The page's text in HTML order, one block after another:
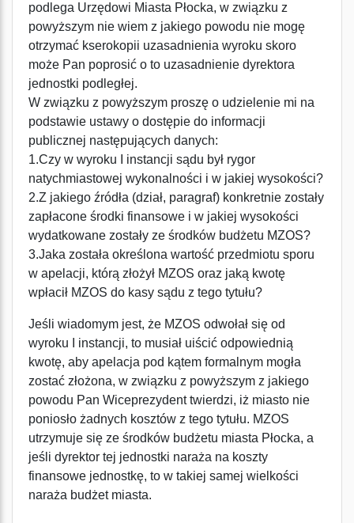
podlega Urzędowi Miasta Płocka, w związku z
powyższym nie wiem z jakiego powodu nie mogę
otrzymać kserokopii uzasadnienia wyroku skoro
może Pan poprosić o to uzasadnienie dyrektora
jednostki podległej.
W związku z powyższym proszę o udzielenie mi na
podstawie ustawy o dostępie do informacji
publicznej następujących danych:
1.Czy w wyroku I instancji sądu był rygor
natychmiastowej wykonalności i w jakiej wysokości?
2.Z jakiego źródła (dział, paragraf) konkretnie zostały
zapłacone środki finansowe i w jakiej wysokości
wydatkowane zostały ze środków budżetu MZOS?
3.Jaka została określona wartość przedmiotu sporu
w apelacji, którą złożył MZOS oraz jaką kwotę
wpłacił MZOS do kasy sądu z tego tytułu?
Jeśli wiadomym jest, że MZOS odwołał się od
wyroku I instancji, to musiał uiścić odpowiednią
kwotę, aby apelacja pod kątem formalnym mogła
zostać złożona, w związku z powyższym z jakiego
powodu Pan Wiceprezydent twierdzi, iż miasto nie
poniosło żadnych kosztów z tego tytułu. MZOS
utrzymuje się ze środków budżetu miasta Płocka, a
jeśli dyrektor tej jednostki naraża na koszty
finansowe jednostkę, to w takiej samej wielkości
naraża budżet miasta.